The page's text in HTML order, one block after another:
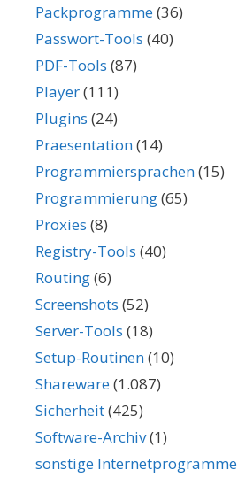
Packprogramme(36)
Passwort-Tools (40)
PDF-Tools (87)
Player(111)
Plugins (24)
Praesentation(14)
Programmiersprachen(15)
Programmierung(65)
Proxies (8)
Registry-Tools (40)
Routing(6)
Screenshots (52)
Server-Tools (18)
Setup-Routinen(10)
Shareware(1.087)
Sicherheit(425)
Software-Archiv(1)
sonstige Internetprogramme